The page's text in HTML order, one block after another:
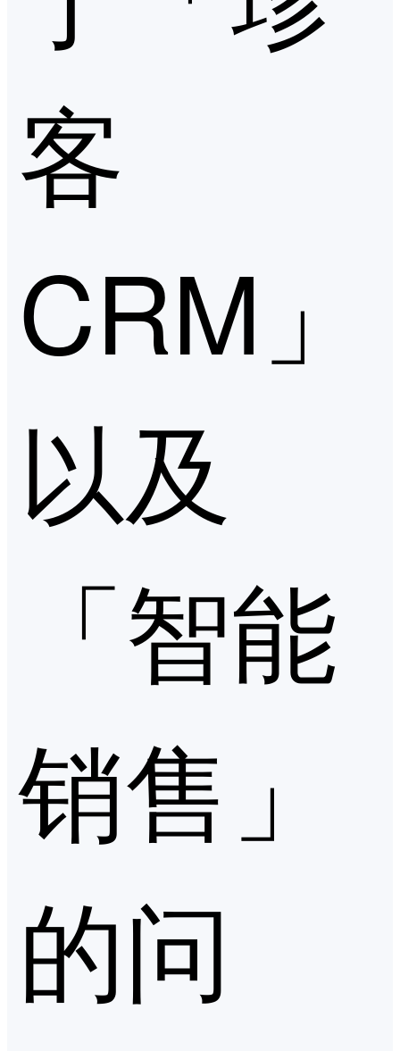
客
CRM」
以及
「智能
销售」
的问